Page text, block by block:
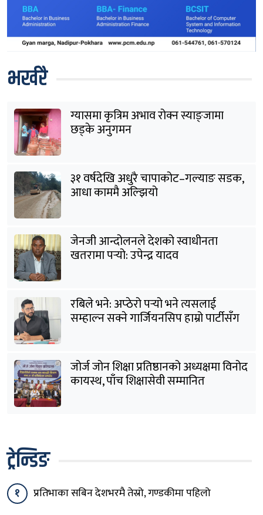
भर्खरै
ग्यासमा कृत्रिम अभाव रोक्न स्याङ्जामा
छड्के अनुगमन
३१ वर्षदेखि अधुरै चापाकोट–गल्याङ सडक,
आधा काममै अल्झियो
जेनजी आन्दोलनले देशको स्वाधीनता
खतरामा पर्‍यो: उपेन्द्र यादव
रबिले भने: अप्ठेरो पर्‍यो भने त्यसलाई
सम्हाल्न सक्ने गार्जियनसिप हाम्रो पार्टीसँग
जोर्ज जोन शिक्षा प्रतिष्ठानको अध्यक्षमा विनोद
कायस्थ, पाँच शिक्षासेवी सम्मानित
ट्रेन्डिङ
१
प्रतिभाका सबिन देशभरमै तेस्रो, गण्डकीमा पहिलो